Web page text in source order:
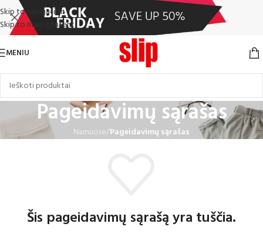
Skip to navigation
Skip to main content
MENIU
Pageidavimų sąrašas
Namuose/Pageidavimų sąrašas
Šis pageidavimų sąrašą yra tuščia.